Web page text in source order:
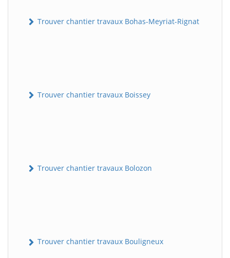
Trouver chantier travaux Bohas-Meyriat-Rignat
Trouver chantier travaux Boissey
Trouver chantier travaux Bolozon
Trouver chantier travaux Bouligneux